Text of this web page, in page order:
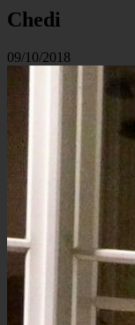
Chedi
09/10/2018